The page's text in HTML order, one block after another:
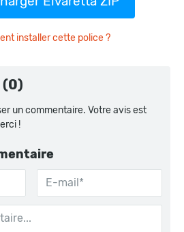
installer cette police ?
(0)
un commentaire. Votre avis est
!